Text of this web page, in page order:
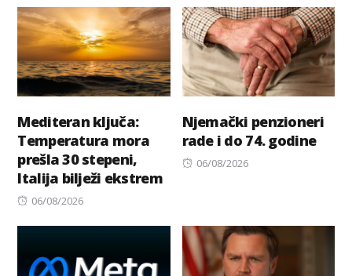
Mediteran ključa:
Temperatura mora
prešla 30 stepeni,
Italija bilježi ekstrem
Posted
06/08/2026
Njemački penzioneri
rade i do 74. godine
Posted
06/08/2026